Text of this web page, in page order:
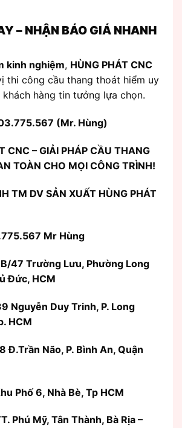
– NHẬN BÁO GIÁ NHANH
kinh nghiệm, HÙNG PHÁT CNC
thi công cầu thang thoát hiểm uy
hàng tin tưởng lựa chọn.
(Mr. Hùng)
CNC – GIẢI PHÁP CẦU THANG
TOÀN CHO MỌI CÔNG TRÌNH!
TM DV SẢN XUẤT HÙNG PHÁT
Mr Hùng
47 Trường Lưu, Phường Long
Đức, HCM
Nguyễn Duy Trinh, P. Long
HCM
Đ.Trần Não, P. Bình An, Quận
Phố 6, Nhà Bè, Tp HCM
Phú Mỹ, Tân Thành, Bà Rịa –